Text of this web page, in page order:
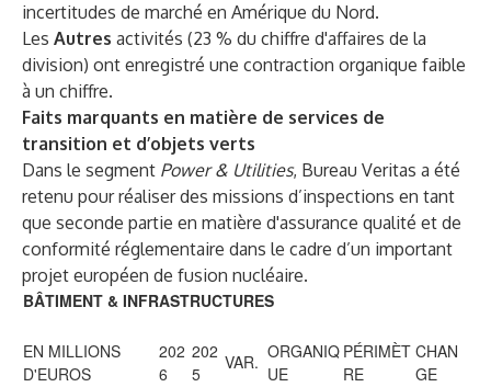
incertitudes de marché en Amérique du Nord.
Les Autres activités (23 % du chiffre d'affaires de la
division) ont enregistré une contraction organique faible
à un chiffre.
Faits marquants en matière de services de
transition et d’objets verts
Dans le segment Power & Utilities, Bureau Veritas a été
retenu pour réaliser des missions d’inspections en tant
que seconde partie en matière d'assurance qualité et de
conformité réglementaire dans le cadre d’un important
projet européen de fusion nucléaire.
BÂTIMENT & INFRASTRUCTURES
EN MILLIONS
D'EUROS
202
6
202
5
VAR. ORGANIQ
UE
PÉRIMÈT
RE
CHAN
GE